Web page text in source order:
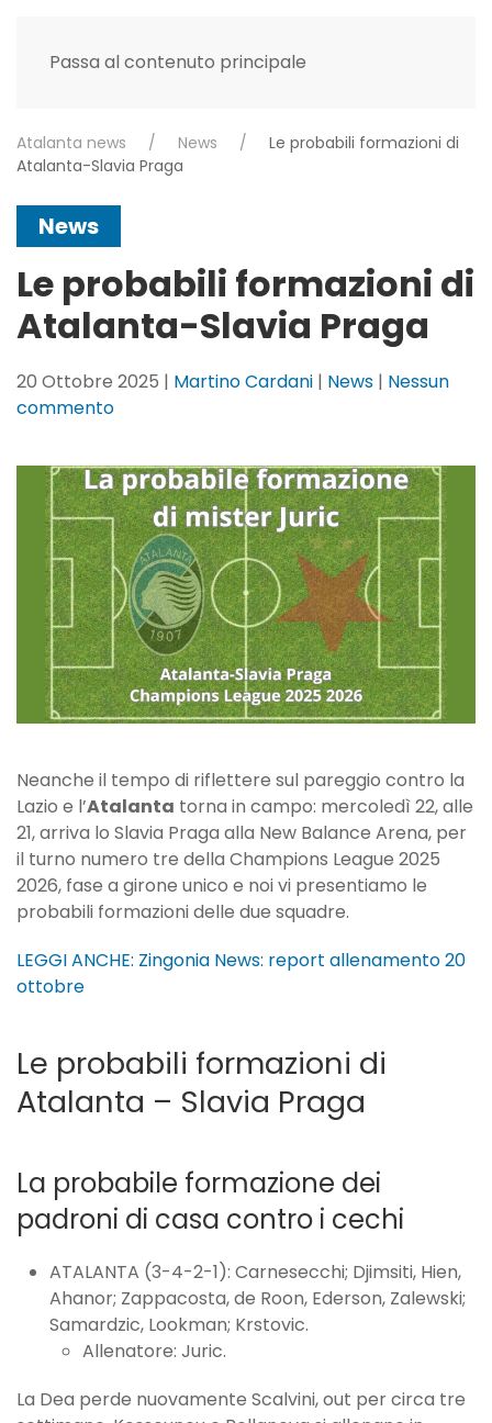
Passa al contenuto principale
Atalanta news News
Le probabili formazioni di
Atalanta-Slavia Praga
News
Le probabili formazioni di
Atalanta-Slavia Praga
20 Ottobre 2025 | Martino Cardani | News | Nessun
commentosu
probabili
formazioni
di
Atalanta-
Slavia
Praga
Neanche il tempo di riflettere sul pareggio contro la
Lazio e l’Atalanta torna in campo: mercoledì 22, alle
21, arriva lo Slavia Praga alla New Balance Arena, per
il turno numero tre della Champions League 2025
2026, fase a girone unico e noi vi presentiamo le
probabili formazioni delle due squadre.
LEGGI ANCHE: Zingonia News: report allenamento 20
ottobre
Le probabili formazioni di
Atalanta – Slavia Praga
La probabile formazione dei
padroni di casa contro i cechi
ATALANTA (3-4-2-1): Carnesecchi; Djimsiti, Hien,
Ahanor; Zappacosta, de Roon, Ederson, Zalewski;
Samardzic, Lookman; Krstovic.
Allenatore: Juric.
La Dea perde nuovamente Scalvini, out per circa tre